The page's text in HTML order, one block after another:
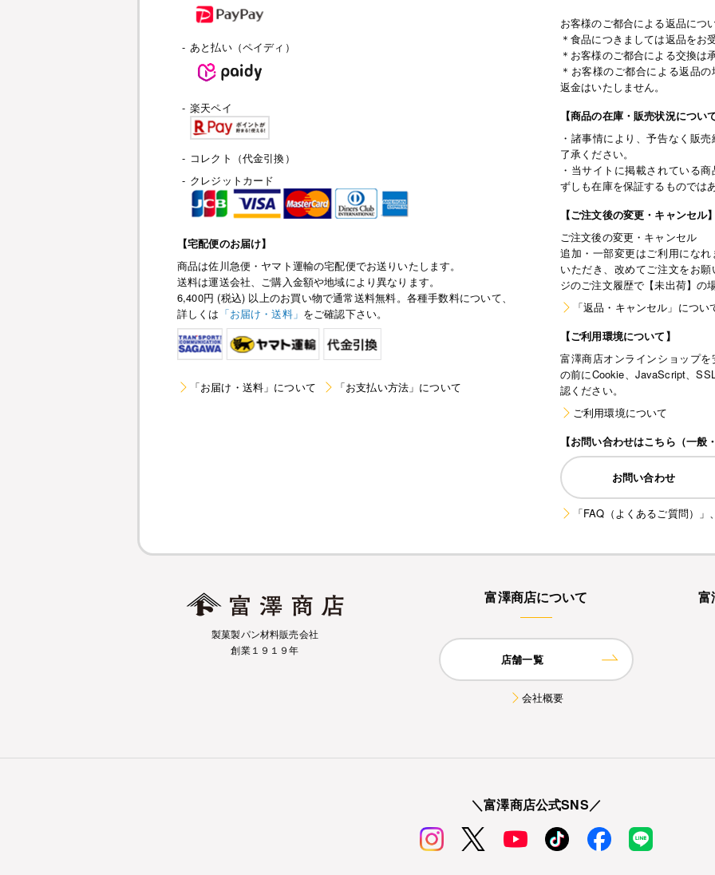
- あと払い（ペイディ）
- 楽天ペイ
- コレクト（代金引換）
- クレジットカード
【宅配便のお届け】
商品は佐川急便・ヤマト運輸の宅配便でお送りいたします。
送料は運送会社、ご購入金額や地域により異なります。
6,400円 (税込) 以上のお買い物で通常送料無料。各種手数料について、
詳しくは 「お届け・送料」 をご確認下さい。
「お届け・送料」について 「お支払い方法」について
お客様のご都合による返品につ
＊食品につきましては返品をお
＊お客様のご都合による交換は
＊お客様のご都合による返品
返金はいたしません。
【商品の在庫・販売状況につい
・諸事情により、予告なく販
了承ください。
・当サイトに掲載されている
ずしも在庫を保証するものでは
【ご注文後の変更・キャンセル
ご注文後の変更・キャンセル
追加・一部変更はご利用にな
いただき、改めてご注文をお
ジのご注文履歴で【未出荷】の
「返品・キャンセル」につい
【ご利用環境について】
富澤商店オンラインショップ
の前にCookie、JavaScript、
認ください。
ご利用環境について
【お問い合わせはこちら（一般
お問い合わせ
「FAQ（よくあるご質問）
製菓製パン材料販売会社
創業１９１９年
富澤商店について
店舗一覧
会社概要
富
＼富澤商店公式SNS／